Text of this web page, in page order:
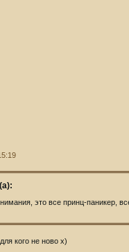
это все принц-паникер,
кого не ново х)